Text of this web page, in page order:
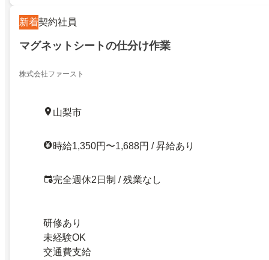
新着契約社員
マグネットシートの仕分け作業
株式会社ファースト
山梨市
時給1,350円〜1,688円 / 昇給あり
完全週休2日制 / 残業なし
研修あり
未経験OK
交通費支給